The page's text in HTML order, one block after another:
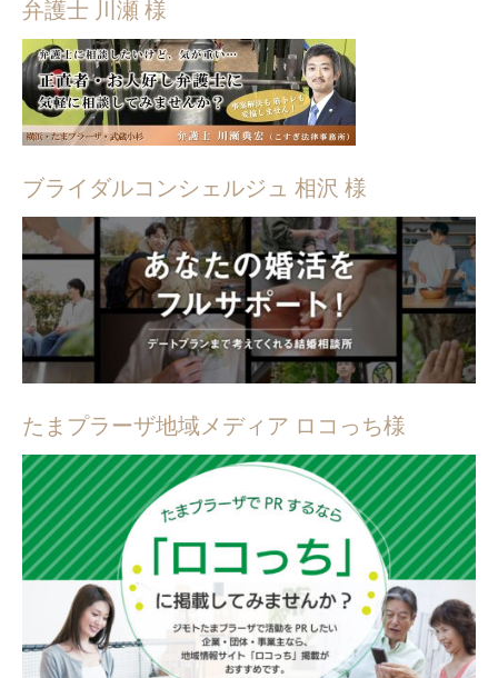
弁護士 川瀬 様
ブライダルコンシェルジュ 相沢 様
たまプラーザ地域メディア ロコっち様